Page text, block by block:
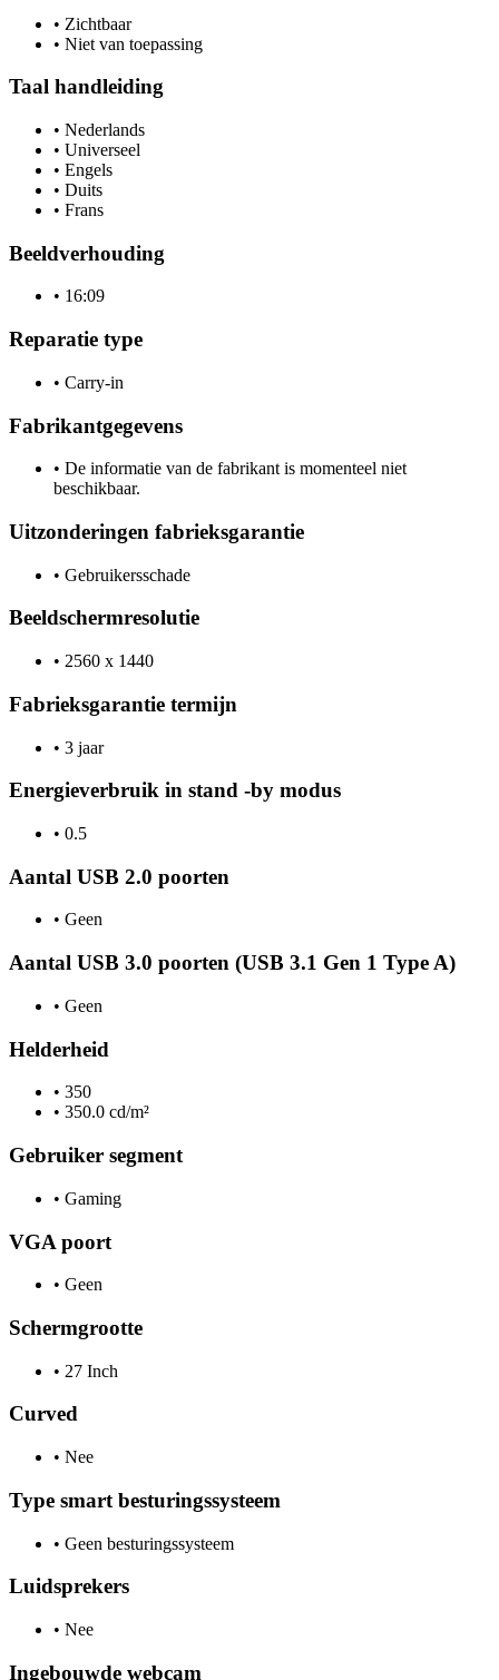
• Zichtbaar
• Niet van toepassing
Taal handleiding
• Nederlands
• Universeel
• Engels
• Duits
• Frans
Beeldverhouding
• 16:09
Reparatie type
• Carry-in
Fabrikantgegevens
• De informatie van de fabrikant is momenteel niet
beschikbaar.
Uitzonderingen fabrieksgarantie
• Gebruikersschade
Beeldschermresolutie
• 2560 x 1440
Fabrieksgarantie termijn
• 3 jaar
Energieverbruik in stand -by modus
• 0.5
Aantal USB 2.0 poorten
• Geen
Aantal USB 3.0 poorten (USB 3.1 Gen 1 Type A)
• Geen
Helderheid
• 350
• 350.0 cd/m²
Gebruiker segment
• Gaming
VGA poort
• Geen
Schermgrootte
• 27 Inch
Curved
• Nee
Type smart besturingssysteem
• Geen besturingssysteem
Luidsprekers
• Nee
Ingebouwde webcam